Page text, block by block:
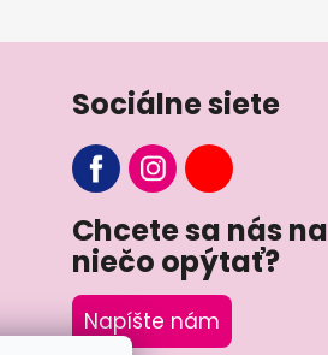
Sociálne siete
Chcete sa nás na
niečo opýtať?
Napíšte nám